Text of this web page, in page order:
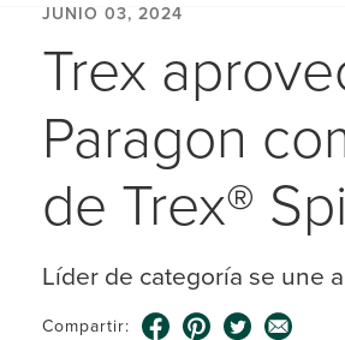
JUNIO 03, 2024
Trex
Paragon
de Trex®
Líder de categoría se une
Compartir: